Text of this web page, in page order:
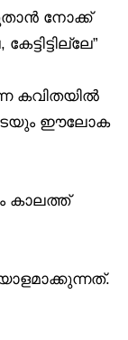
നോക്ക്
കവിതയിൽ
ഈലോക
കാലത്ത്